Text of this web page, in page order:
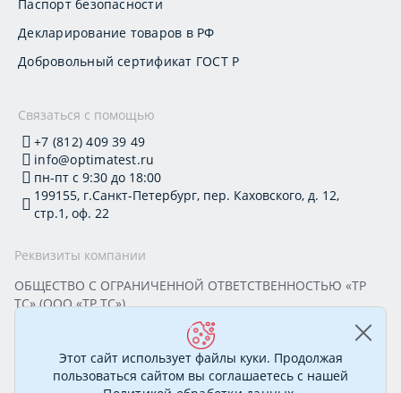
Паспорт безопасности
Декларирование товаров в РФ
Добровольный сертификат ГОСТ Р
Связаться с помощью
+7 (812) 409 39 49
info@optimatest.ru
пн-пт с 9:30 до 18:00
199155, г.Санкт-Петербург, пер. Каховского, д. 12,
стр.1, оф. 22
Реквизиты компании
ОБЩЕСТВО С ОГРАНИЧЕННОЙ ОТВЕТСТВЕННОСТЬЮ «ТР
ТС» (ООО «ТР ТС»)
Юридический адрес: 199155, г. Санкт-Петербург, пер.
Каховского, д. 12, стр. 1, помещение 22-Н
ИНН 7813295032 КПП 780101001 ОГРН 1177847388894
ОКПО 20395319 Генеральный директор: Соколова Алёна
Этот сайт использует файлы куки. Продолжая
пользоваться сайтом вы соглашаетесь с нашей